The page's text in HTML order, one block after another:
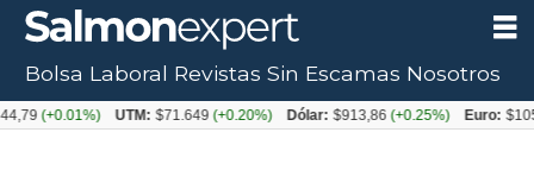
Bolsa Laboral Revistas Sin Escamas Nosotros
UTM: $71.649(+0.20%) Dólar: $913,86(+0.25%) Euro: $1053,08